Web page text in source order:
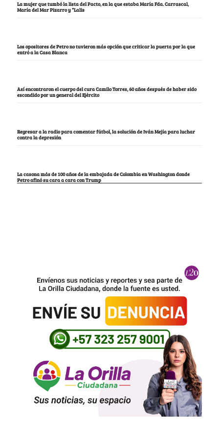
La mujer que tumbó la lista del Pacto, en la que estaba María Fda. Carrascal,
María del Mar Pizarro y “Lalis
Los opositores de Petro no tuvieron más opción que criticar la puerta por la que
entró a la Casa Blanca
Así encontraron el cuerpo del cura Camilo Torres, 60 años después de haber sido
escondido por un general del Ejército
Regresar a la radio para comentar fútbol, la solución de Iván Mejía para luchar
contra la depresión
La casona más de 100 años de la embajada de Colombia en Washington donde
Petro afinó su cara a cara con Trump